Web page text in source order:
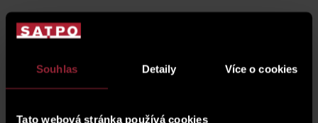
Souhlas Detaily Více o cookies
Tato webová stránka používá cookies
Společnost SATPO získala v kategorii
Rezidenční projekty